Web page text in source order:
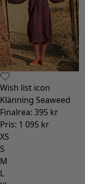
Wish list icon
Klänning Seaweed
Finalrea: 395 kr
Pris: 1 095 kr
XS
S
M
L